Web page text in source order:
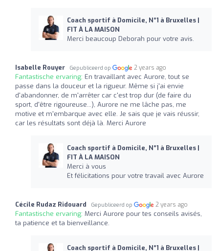
Coach sportif à Domicile, N°1 à Bruxelles |
FIT À LA MAISON
Merci beaucoup Deborah pour votre avis.
Isabelle Rouyer Gepubliceerd op 2 years ago
Fantastische ervaring: En travaillant avec Aurore, tout se
passe dans la douceur et la rigueur. Même si j'ai envie
d'abandonner, de m'arrêter car c'est trop dur (de faire du
sport, d'être rigoureuse...), Aurore ne me lâche pas, me
motive et m'embarque avec elle. Je sais que je vais réussir,
car les résultats sont déjà là. Merci Aurore
Coach sportif à Domicile, N°1 à Bruxelles |
FIT À LA MAISON
Merci à vous
Et félicitations pour votre travail avec Aurore
Cécile Rudaz Ridouard Gepubliceerd op 2 years ago
Fantastische ervaring: Merci Aurore pour tes conseils avisés,
ta patience et ta bienveillance.
Coach sportif à Domicile, N°1 à Bruxelles |